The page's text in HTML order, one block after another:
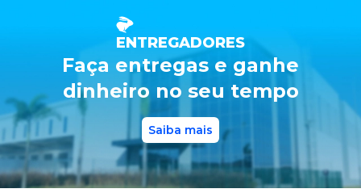
ENTREGADORES
Faça entregas e ganhe
dinheiro no seu tempo
Saiba mais